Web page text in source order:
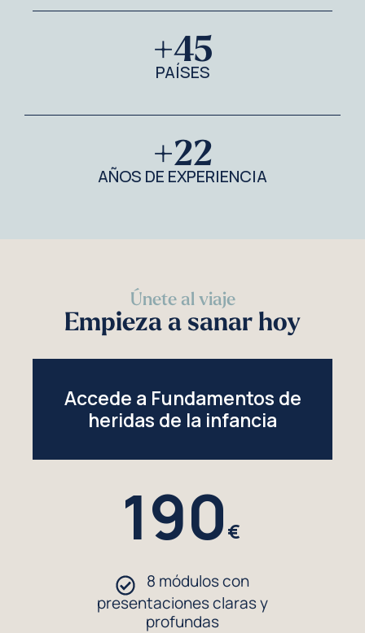
PAÍSES
+45
AÑOS DE EXPERIENCIA
+22
Únete al viaje
Empieza a sanar hoy
Accede a Fundamentos de
heridas de la infancia
190€
8 módulos con
presentaciones claras y
profundas